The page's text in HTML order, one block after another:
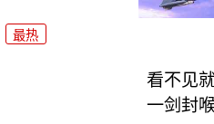
最热
看不见
一剑封